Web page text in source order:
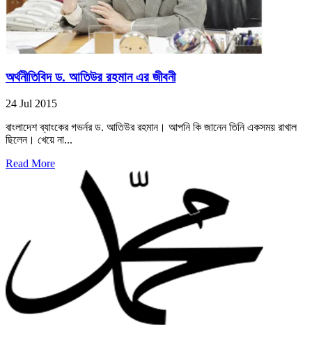
অর্থনীতিবিদ ড. আতিউর রহমান এর জীবনী
24 Jul 2015
বাংলাদেশ ব্যাংকের গভর্নর ড. আতিউর রহমান। আপনি কি জানেন তিনি একসময় রাখাল
ছিলেন। খেয়ে না...
Read More